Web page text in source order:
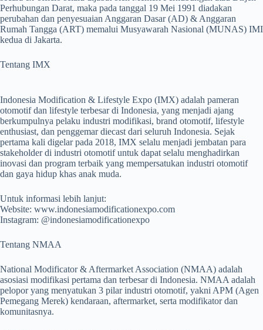
Perhubungan Darat, maka pada tanggal 19 Mei 1991 diadakan
perubahan dan penyesuaian Anggaran Dasar (AD) & Anggaran
Rumah Tangga (ART) memalui Musyawarah Nasional (MUNAS) IMI
kedua di Jakarta.
Tentang IMX
Indonesia Modification & Lifestyle Expo (IMX) adalah pameran
otomotif dan lifestyle terbesar di Indonesia, yang menjadi ajang
berkumpulnya pelaku industri modifikasi, brand otomotif, lifestyle
enthusiast, dan penggemar diecast dari seluruh Indonesia. Sejak
pertama kali digelar pada 2018, IMX selalu menjadi jembatan para
stakeholder di industri otomotif untuk dapat selalu menghadirkan
inovasi dan program terbaik yang mempersatukan industri otomotif
dan gaya hidup khas anak muda.
Untuk informasi lebih lanjut:
Website: www.indonesiamodificationexpo.com
Instagram: @indonesiamodificationexpo
Tentang NMAA
National Modificator & Aftermarket Association (NMAA) adalah
asosiasi modifikasi pertama dan terbesar di Indonesia. NMAA adalah
pelopor yang menyatukan 3 pilar industri otomotif, yakni APM (Agen
Pemegang Merek) kendaraan, aftermarket, serta modifikator dan
komunitasnya.